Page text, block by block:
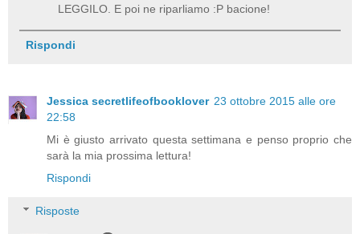
LEGGILO. E poi ne riparliamo :P bacione!
Rispondi
Jessica secretlifeofbooklover 23 ottobre 2015 alle ore
22:58
Mi è giusto arrivato questa settimana e penso proprio che
sarà la mia prossima lettura!
Rispondi
Risposte